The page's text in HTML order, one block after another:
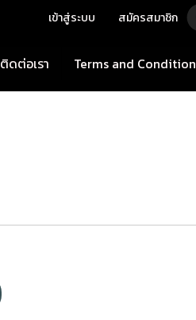
เข้าสู่ระบบ สมัครสมาชิก
ติดต่อเรา Terms and Condition